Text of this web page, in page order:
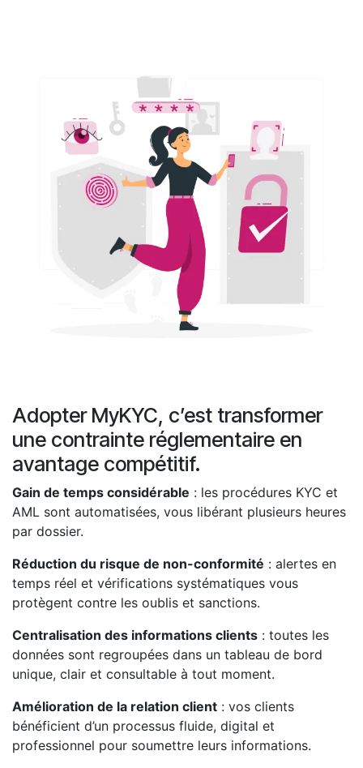
Adopter MyKYC, c’est transformer
une contrainte réglementaire en
avantage compétitif.
Gain de temps considérable : les procédures KYC et
AML sont automatisées, vous libérant plusieurs heures
par dossier.
Réduction du risque de non-conformité : alertes en
temps réel et vérifications systématiques vous
protègent contre les oublis et sanctions.
Centralisation des informations clients : toutes les
données sont regroupées dans un tableau de bord
unique, clair et consultable à tout moment.
Amélioration de la relation client : vos clients
bénéficient d’un processus fluide, digital et
professionnel pour soumettre leurs informations.